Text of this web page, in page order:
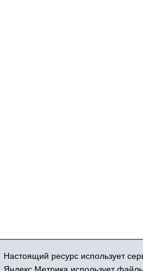
Настоящий ресурс использует